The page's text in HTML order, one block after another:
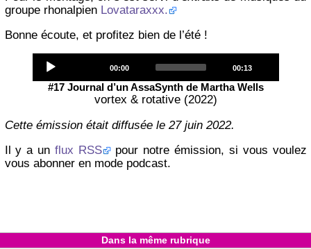
groupe rhonalpien Lovataraxxx.
Bonne écoute, et profitez bien de l’été !
Player
Current
00:00
Total
00:13
#17 Journal d’un AssaSynth de Martha Wells
vortex & rotative (2022)
Cette émission était diffusée le 27 juin 2022.
Il y a un flux RSS
pour notre émission, si vous voulez
vous abonner en mode podcast.
Dans la même rubrique